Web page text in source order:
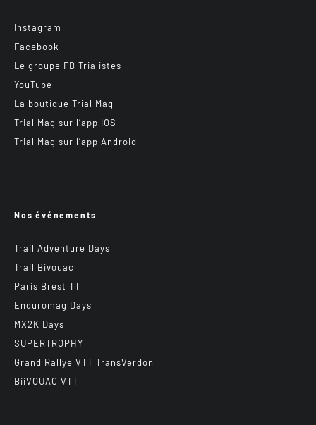
Instagram
Facebook
Le groupe FB Trialistes
YouTube
La boutique Trial Mag
Trial Mag sur l’app IOS
Trial Mag sur l’app Android
Nos événements
Trail Adventure Days
Trail Bivouac
Paris Brest TT
Enduromag Days
MX2K Days
SUPERTROPHY
Grand Rallye VTT TransVerdon
BiiVOUAC VTT